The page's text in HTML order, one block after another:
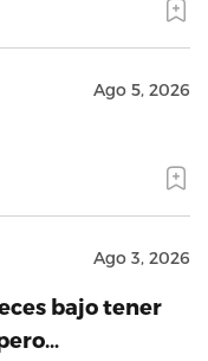
Ago 5, 2026
Ago 3, 2026
bajo tener